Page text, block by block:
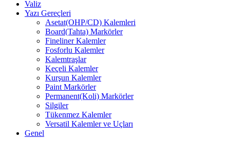
Valiz
Yazı Gereçleri
Asetat(OHP/CD) Kalemleri
Board(Tahta) Markörler
Fineliner Kalemler
Fosforlu Kalemler
Kalemtraşlar
Keçeli Kalemler
Kurşun Kalemler
Paint Markörler
Permanent(Koli) Markörler
Silgiler
Tükenmez Kalemler
Versatil Kalemler ve Uçları
Genel